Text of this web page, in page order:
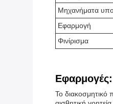
Μηχανήματα
Εφαρμογή
Φινίρισμα
Εφαρμογές:
Το διακοσμητικό